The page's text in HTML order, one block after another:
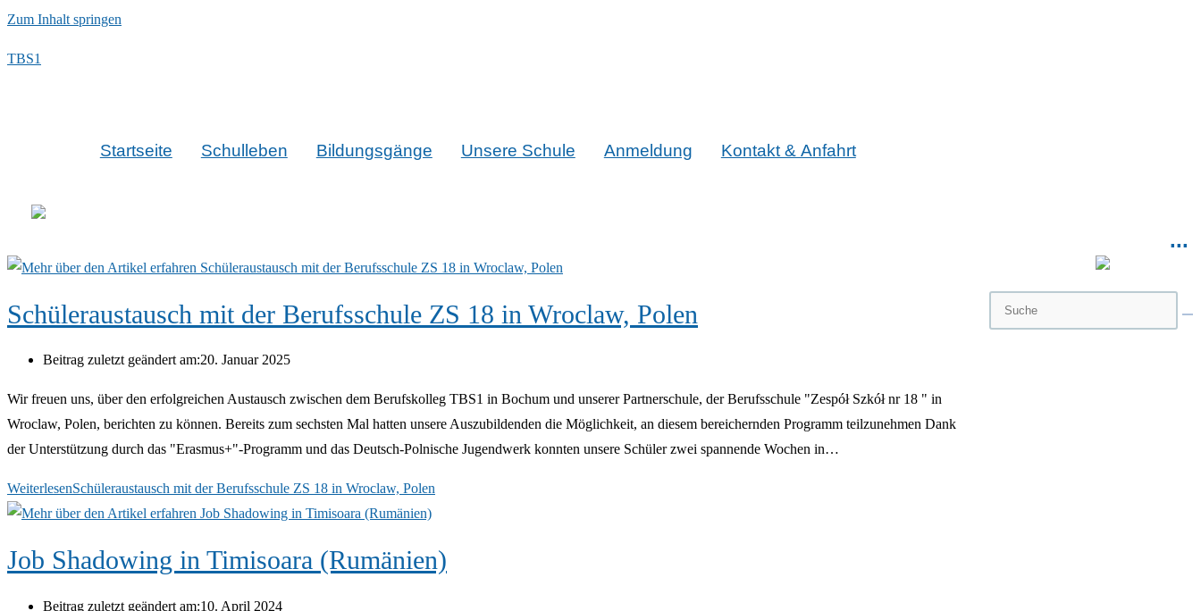
Zum Inhalt springen
TBS1
Startseite Schulleben Bildungsgänge Unsere Schule Anmeldung Kontakt & Anfahrt
...
Schüleraustausch mit der Berufsschule ZS 18 in Wroclaw, Polen
Beitrag zuletzt geändert am:20. Januar 2025
Wir freuen uns, über den erfolgreichen Austausch zwischen dem Berufskolleg TBS1 in Bochum und unserer Partnerschule, der Berufsschule "Zespół Szkół nr 18 " in
Wroclaw, Polen, berichten zu können. Bereits zum sechsten Mal hatten unsere Auszubildenden die Möglichkeit, an diesem bereichernden Programm teilzunehmen Dank
der Unterstützung durch das "Erasmus+"-Programm und das Deutsch-Polnische Jugendwerk konnten unsere Schüler zwei spannende Wochen in…
WeiterlesenSchüleraustausch mit der Berufsschule ZS 18 in Wroclaw, Polen
Job Shadowing in Timisoara (Rumänien)
Beitrag zuletzt geändert am:10. April 2024